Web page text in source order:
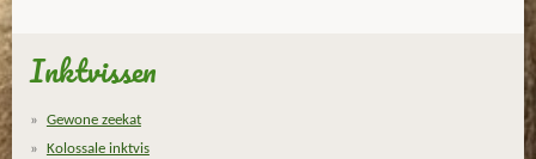
Inktvissen
Gewone zeekat
Kolossale inktvis